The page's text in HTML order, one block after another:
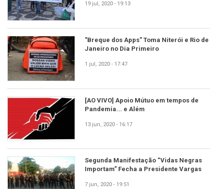
19 jul, 2020 - 19:13
"Breque dos Apps" Toma Niterói e Rio de
Janeiro no Dia Primeiro
1 jul, 2020 - 17:47
[AO VIVO] Apoio Mútuo em tempos de
Pandemia... e Além
13 jun, 2020 - 16:17
Segunda Manifestação “Vidas Negras
Importam” Fecha a Presidente Vargas
7 jun, 2020 - 19:51